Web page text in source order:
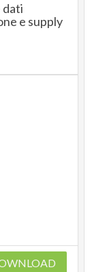
dati
e supply